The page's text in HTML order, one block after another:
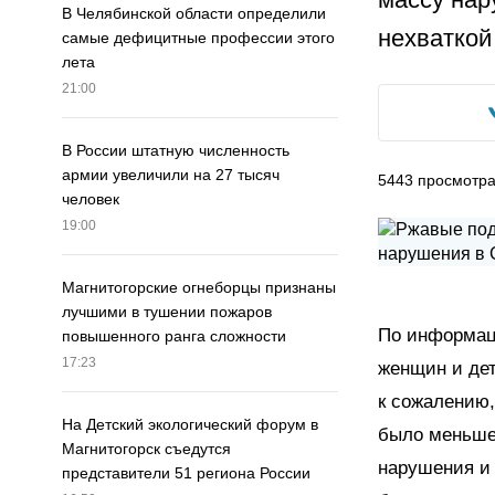
В Челябинской области определили
самые дефицитные профессии этого
лета
21:00
В России штатную численность
армии увеличили на 27 тысяч
человек
19:00
Магнитогорские огнеборцы признаны
лучшими в тушении пожаров
повышенного ранга сложности
17:23
На Детский экологический форум в
Магнитогорск съедутся
представители 51 региона России
5443 просмотра
По
женщин и
к
было
нарушения и